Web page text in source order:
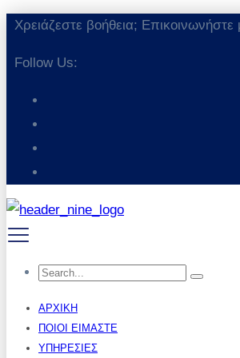
Χρειάζεστε βοήθεια; Επικοινωνήστε
Follow Us:
ΑΡΧΙΚΉ
ΠΟΙΟΙ ΕΊΜΑΣΤΕ
ΥΠΗΡΕΣΊΕΣ